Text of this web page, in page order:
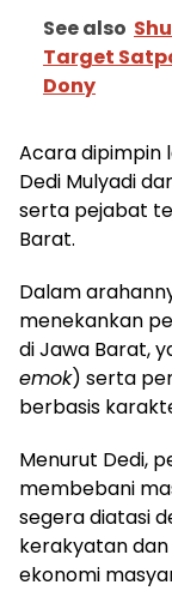
See also
Target
Dony
Acara dipimpin
Dedi Mulyadi
serta pejabat
Barat.
Dalam
menekankan
di Jawa Barat,
emok) serta
berbasis
Menurut Dedi,
membebani
segera diatasi
kerakyatan
ekonomi